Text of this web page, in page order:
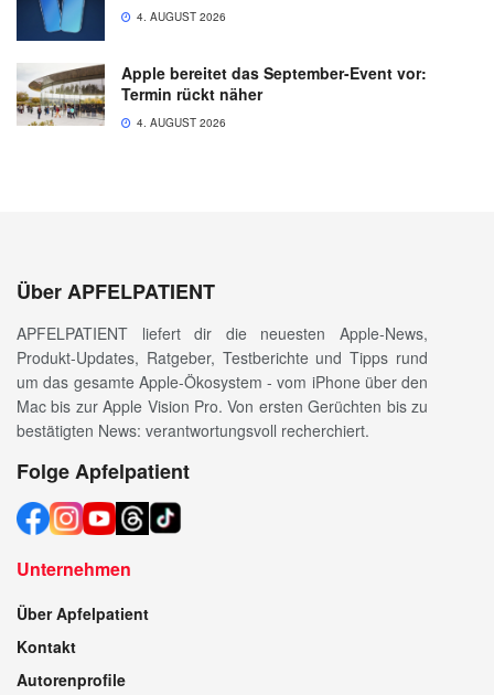
4. AUGUST 2026
Apple bereitet das September-Event vor:
Termin rückt näher
4. AUGUST 2026
Über APFELPATIENT
APFELPATIENT liefert dir die neuesten Apple-News,
Produkt-Updates, Ratgeber, Testberichte und Tipps rund
um das gesamte Apple-Ökosystem - vom iPhone über den
Mac bis zur Apple Vision Pro. Von ersten Gerüchten bis zu
bestätigten News: verantwortungsvoll recherchiert.
Folge Apfelpatient
Unternehmen
Über Apfelpatient
Kontakt
Autorenprofile